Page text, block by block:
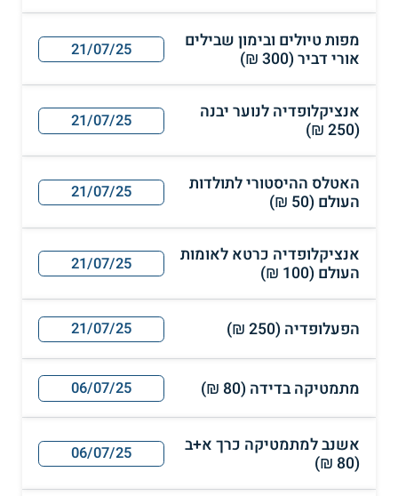
מפות טיולים ובימון שבילים
אורי דביר (300 ₪)
21/07/25
אנציקלופדיה לנוער יבנה
(250 ₪)
21/07/25
האטלס ההיסטורי לתולדות
העולם (50 ₪)
21/07/25
אנציקלופדיה כרטא לאומות
העולם (100 ₪)
21/07/25
הפעלופדיה (250 ₪) 21/07/25
מתמטיקה בדידה (80 ₪) 06/07/25
אשנב למתמטיקה כרך א+ב
(80 ₪)
06/07/25